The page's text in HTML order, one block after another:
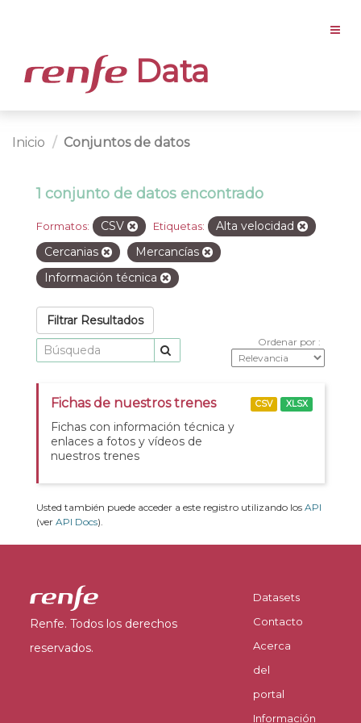
Data
Inicio Conjuntos de datos
1 conjunto de datos encontrado
Formatos: CSV Etiquetas:
Alta velocidad
Cercanias
Mercancías
Información técnica
Filtrar Resultados
Ordenar por
Fichas de nuestros trenes
Fichas con información técnica y
enlaces a fotos y vídeos de
nuestros trenes
CSV XLSX
Usted también puede acceder a este registro utilizando los API
(ver API Docs).
Renfe. Todos los derechos
reservados.
Datasets
Contacto
Acerca
del
portal
Información